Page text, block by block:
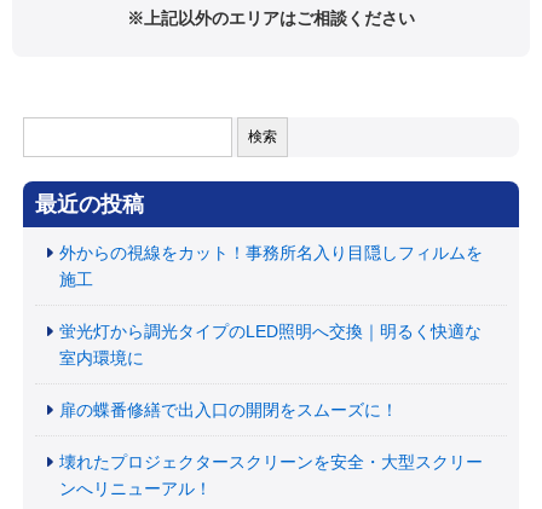
※上記以外のエリアはご相談ください
索:
最近の投稿
外からの視線をカット！事務所名入り目隠しフィルムを
施工
蛍光灯から調光タイプのLED照明へ交換｜明るく快適な
室内環境に
扉の蝶番修繕で出入口の開閉をスムーズに！
壊れたプロジェクタースクリーンを安全・大型スクリー
ンへリニューアル！